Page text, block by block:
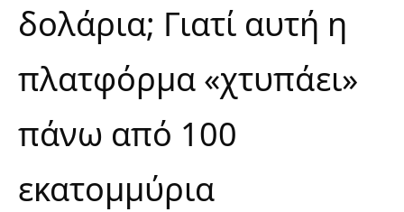
δολάρια; Γιατί αυτή η
πλατφόρμα «χτυπάει»
πάνω από 100
εκατομμύρια